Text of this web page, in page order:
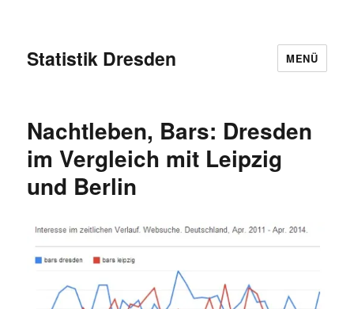
Statistik Dresden MENÜ
Nachtleben, Bars: Dresden
im Vergleich mit Leipzig
und Berlin